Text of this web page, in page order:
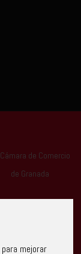
mejorar